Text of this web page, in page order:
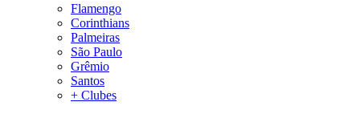
Flamengo
Corinthians
Palmeiras
São Paulo
Grêmio
Santos
+ Clubes